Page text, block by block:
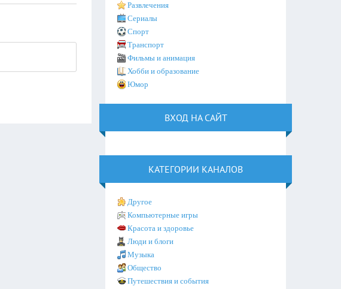
Развлечения
Сериалы
Спорт
Транспорт
Фильмы и анимация
Хобби и образование
Юмор
ВХОД НА САЙТ
КАТЕГОРИИ КАНАЛОВ
Другое
Компьютерные игры
Красота и здоровье
Люди и блоги
Музыка
Общество
Путешествия и события